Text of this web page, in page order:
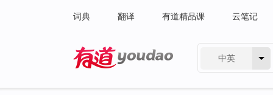
词典 翻译 有道精品课 云笔记
中英